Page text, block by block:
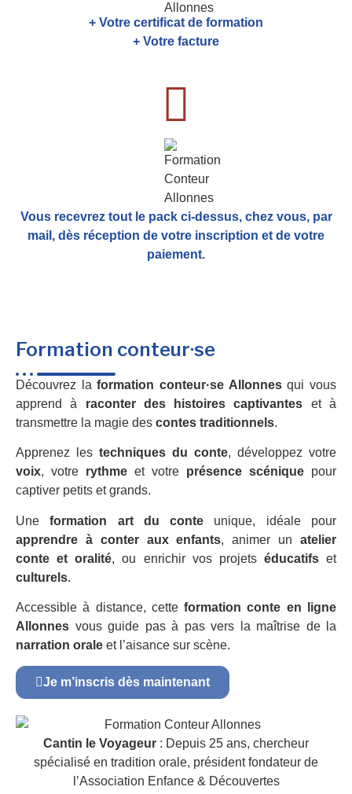
+ Votre certificat de formation
+ Votre facture
Vous recevrez tout le pack ci-dessus, chez vous, par
mail, dès réception de votre inscription et de votre
paiement.
Formation conteur·se
Découvrez laformation conteur·se Allonnesqui vous
apprend à raconter des histoires captivantes et à
transmettre la magie des contes traditionnels.
Apprenez les techniques du conte, développez votre
voix, votre rythme et votre présence scénique pour
captiver petits et grands.
Uneformation art du conte unique, idéale pour
apprendre à conter aux enfants, animer unatelier
conte et oralité, ou enrichir vos projets éducatifset
culturels.
Accessible à distance, cetteformation conte en ligne
Allonnes vous guide pas à pas vers la maîtrise de la
narration orale et l’aisance sur scène.
Je m’inscris dès maintenant
Cantin le Voyageur : Depuis 25 ans, chercheur
spécialisé en tradition orale, président fondateur de
l’Association Enfance & Découvertes